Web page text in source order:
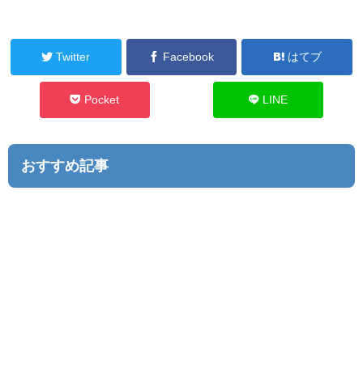
Twitter Facebook はてブ
Pocket LINE
おすすめ記事